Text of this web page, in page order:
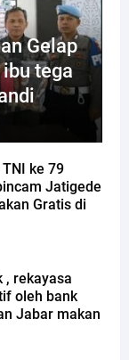
Gelap
tega
TNI ke 79
Jatigede
Gratis di
, rekayasa
oleh bank
Jabar makan